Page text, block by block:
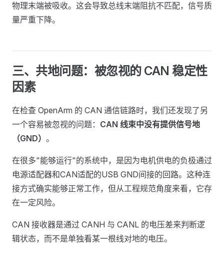
物理末端被吸收。这会导致总线末端阻抗不匹配，信号质
量严重下降。
三、共地问题：被忽视的 CAN 稳定性
因素
在检查 OpenArm 的 CAN 通信链路时，我们还发现了另
一个容易被忽视的问题： CAN 线束中没有提供信号地
（GND） 。
在很多"能够运行"的系统中，是因为电机供电的负极通过
电源适配器和CAN适配的USB GND间接的回路。这种连
接方式确实能够正常工作，但从工程规范角度来看，它存
在一定风险。
CAN 接收器是通过 CANH 与 CANL 的电压差来判断逻
辑状态，而不是单独看某一根线对地的电压。